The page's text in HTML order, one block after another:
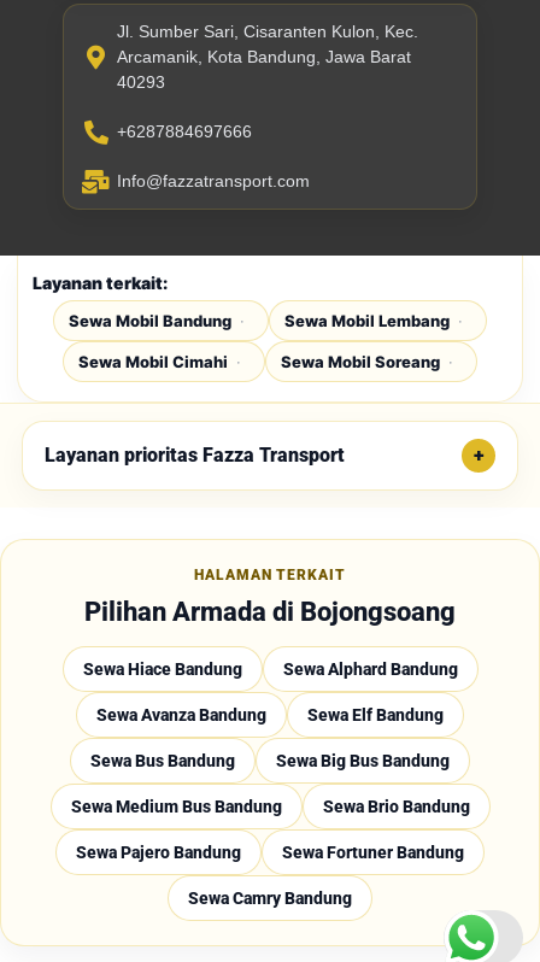
Jl. Sumber Sari, Cisaranten Kulon, Kec.
Arcamanik, Kota Bandung, Jawa Barat
40293
+6287884697666
Info@fazzatransport.com
Layanan terkait:
Sewa Mobil Bandung Sewa Mobil Lembang
Sewa Mobil Cimahi Sewa Mobil Soreang
Layanan prioritas Fazza Transport
HALAMAN TERKAIT
Pilihan Armada di Bojongsoang
Sewa Hiace Bandung Sewa Alphard Bandung
Sewa Avanza Bandung Sewa Elf Bandung
Sewa Bus Bandung Sewa Big Bus Bandung
Sewa Medium Bus Bandung Sewa Brio Bandung
Sewa Pajero Bandung Sewa Fortuner Bandung
Sewa Camry Bandung